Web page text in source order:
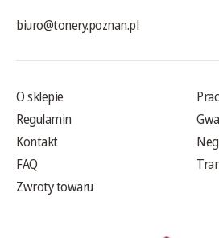
biuro@tonery.poznan.pl
O sklepie
Regulamin
Kontakt
FAQ
Zwroty towaru